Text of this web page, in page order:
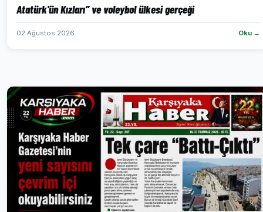
Atatürk'ün Kızları” ve voleybol ülkesi gerçeği
02 Ağustos 2026 Oku →